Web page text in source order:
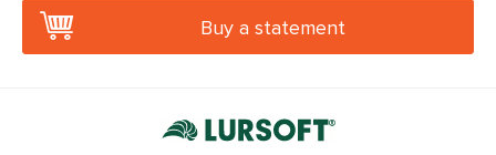
Buy a statement